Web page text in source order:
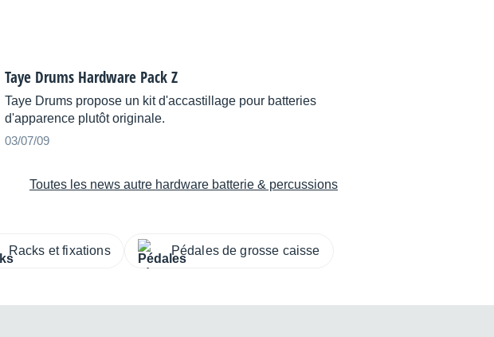
Taye Drums Hardware Pack Z
Taye Drums propose un kit d'accastillage pour batteries
d'apparence plutôt originale.
03/07/09
Toutes les news autre hardware batterie & percussions
Racks et fixations Pédales de grosse caisse